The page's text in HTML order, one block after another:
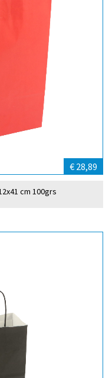
€ 28,89
cm 100grs